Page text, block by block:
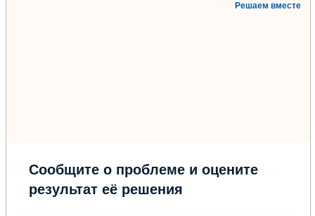
Решаем вместе
Сообщите о проблеме и оцените
результат её решения